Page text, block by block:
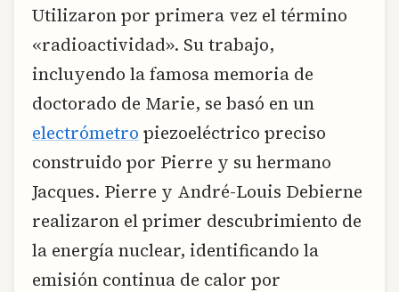
Utilizaron por primera vez el término
«radioactividad». Su trabajo,
incluyendo la famosa memoria de
doctorado de Marie, se basó en un
electrómetro piezoeléctrico preciso
construido por Pierre y su hermano
Jacques. Pierre y André-Louis Debierne
realizaron el primer descubrimiento de
la energía nuclear, identificando la
emisión continua de calor por